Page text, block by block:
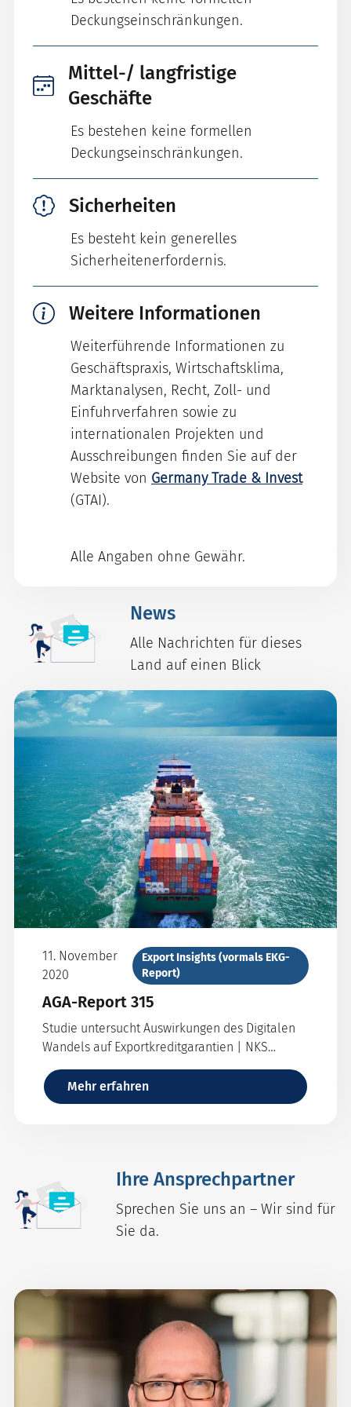
Deckungseinschränkungen.
Mittel-/ langfristige
Geschäfte
Es bestehen keine formellen
Deckungseinschränkungen.
Sicherheiten
Es besteht kein generelles
Sicherheitenerfordernis.
Weitere Informationen
Weiterführende Informationen zu
Geschäftspraxis, Wirtschaftsklima,
Marktanalysen, Recht, Zoll- und
Einfuhrverfahren sowie zu
internationalen Projekten und
Ausschreibungen finden Sie auf der
Website von Germany Trade & Invest
(GTAI).
Alle Angaben ohne Gewähr.
News
Alle Nachrichten für dieses
Land auf einen Blick
11. November
2020
Export Insights (vormals EKG-
Report)
AGA-Report 315
Studie untersucht Auswirkungen des Digitalen
Wandels auf Exportkreditgarantien | NKS
fördert verantwortungsvolles
unternehmerisches Handeln | Die Welt nach
Covid-19 | Neue OECD-
Mehr erfahren
Ihre Ansprechpartner
Sprechen Sie uns an – Wir sind für
Sie da.